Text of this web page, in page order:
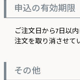
申込の有効期限
ご注文日から7日以
注文を取り消させて
その他